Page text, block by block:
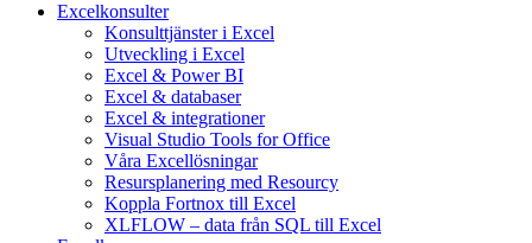
Excelkonsulter
Konsulttjänster i Excel
Utveckling i Excel
Excel & Power BI
Excel & databaser
Excel & integrationer
Visual Studio Tools for Office
Våra Excellösningar
Resursplanering med Resourcy
Koppla Fortnox till Excel
XLFLOW – data från SQL till Excel